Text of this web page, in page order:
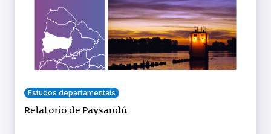
Estudos departamentais
Relatorio de Paysandú